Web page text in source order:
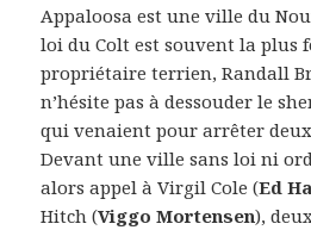
Appaloosa est une ville du
loi du Colt est souvent la plus
propriétaire terrien, Randall
n’hésite pas à dessouder le
qui venaient pour arrêter deux
Devant une ville sans loi ni
alors appel à Virgil Cole (Ed
Hitch (Viggo Mortensen),